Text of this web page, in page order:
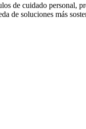
de cuidado personal,
de soluciones más